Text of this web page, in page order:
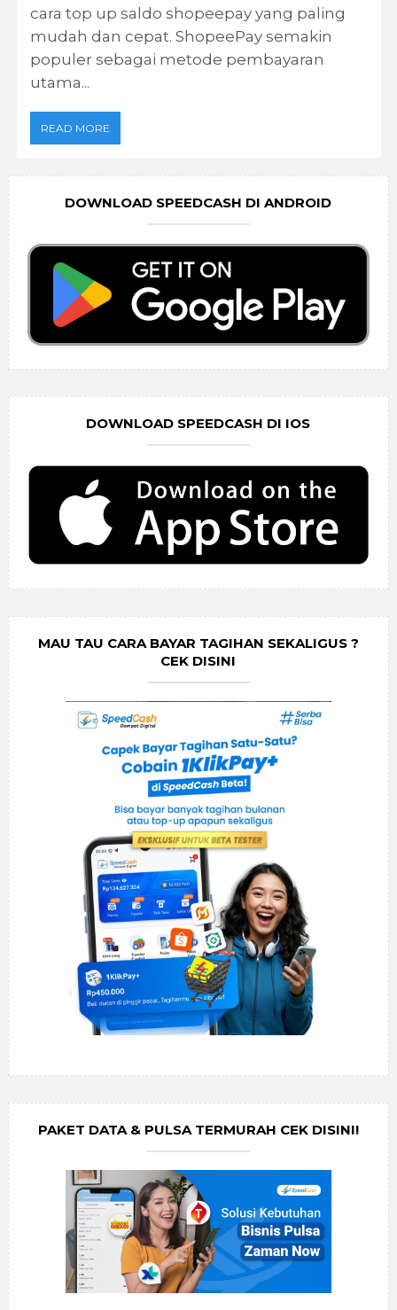
cara top up saldo shopeepay yang paling
mudah dan cepat. ShopeePay semakin
populer sebagai metode pembayaran
utama...
READ MORE
DOWNLOAD SPEEDCASH DI ANDROID
DOWNLOAD SPEEDCASH DI IOS
MAU TAU CARA BAYAR TAGIHAN SEKALIGUS ?
CEK DISINI
PAKET DATA & PULSA TERMURAH CEK DISINI!